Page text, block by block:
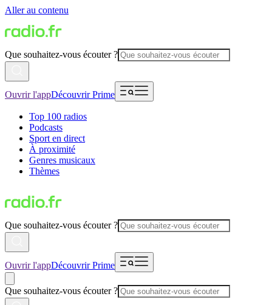
Aller au contenu
Que souhaitez-vous écouter ?
Ouvrir l'appDécouvrir Prime
Top 100 radios
Podcasts
Sport en direct
À proximité
Genres musicaux
Thèmes
Que souhaitez-vous écouter ?
Ouvrir l'appDécouvrir Prime
Que souhaitez-vous écouter ?